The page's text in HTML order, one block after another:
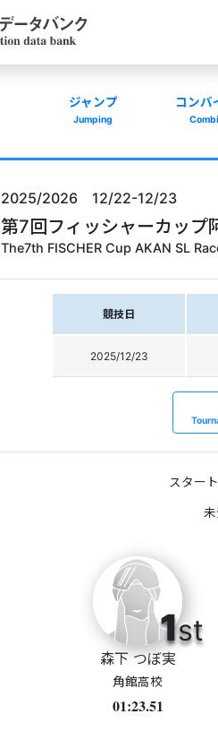
ジャンプ
Jumping
コンバ
2025/2026 12/22-12/23
第7回フィッシャーカップ
The7th FISCHER Cup AKAN SL
競技日
2025/12/23
スター
1st
森下 つぼ実
角館高校
01:23.51